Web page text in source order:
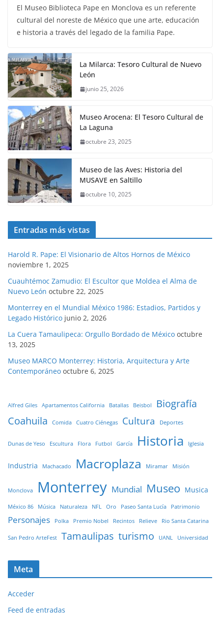
El Museo Biblioteca Pape en Monclova es un referente
cultural del noreste de México que une arte, educación
e historia a través del legado de la familia Pape.
La Milarca: Tesoro Cultural de Nuevo
León
junio 25, 2026
Museo Arocena: El Tesoro Cultural de
La Laguna
octubre 23, 2025
Museo de las Aves: Historia del
MUSAVE en Saltillo
octubre 10, 2025
Entradas más vistas
Harold R. Pape: El Visionario de Altos Hornos de México
noviembre 1, 2025
Cuauhtémoc Zamudio: El Escultor que Moldea el Alma de
Nuevo León octubre 22, 2025
Monterrey en el Mundial México 1986: Estadios, Partidos y
Legado Histórico junio 2, 2026
La Cuera Tamaulipeca: Orgullo Bordado de México octubre
13, 2025
Museo MARCO Monterrey: Historia, Arquitectura y Arte
Contemporáneo octubre 6, 2025
Alfred Giles Apartamentos California Batallas Beisbol
Biografía
Coahuila
Comida Cuatro Ciénegas Cultura Deportes
Dunas de Yeso Escultura Flora Futbol García Historia Iglesia
Industria Machacado Macroplaza Miramar Misión
Monclova Monterrey Mundial Museo Musica
México 86 Música Naturaleza NFL Oro Paseo Santa Lucía Patrimonio
Personajes Polka Premio Nobel Recintos Relieve Rio Santa Catarina
San Pedro ArteFest Tamaulipas turismo UANL Universidad
Meta
Acceder
Feed de entradas